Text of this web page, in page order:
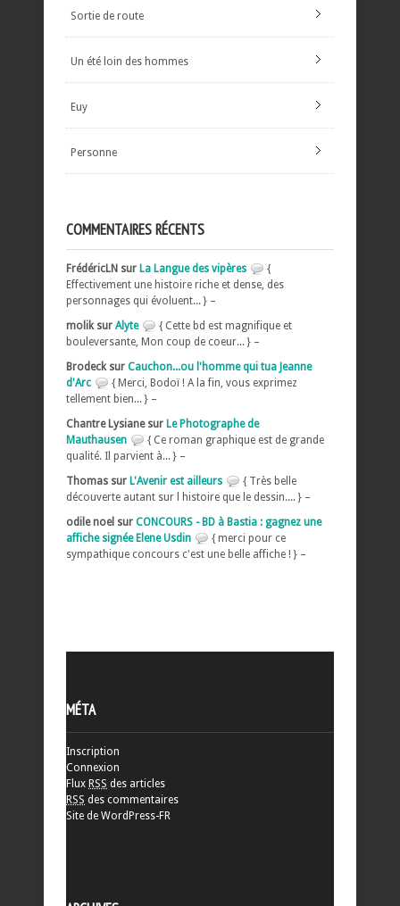
Sortie de route
Un été loin des hommes
Euy
Personne
COMMENTAIRES RÉCENTS
FrédéricLN sur La Langue des vipères
{
Effectivement une histoire riche et dense, des
personnages qui évoluent... } –
molik sur Alyte
{ Cette bd est magnifique et
bouleversante, Mon coup de coeur... } –
Brodeck sur Cauchon...ou l'homme qui tua Jeanne
d'Arc
{ Merci, Bodoï ! A la fin, vous exprimez
tellement bien... } –
Chantre Lysiane sur Le Photographe de
Mauthausen
{ Ce roman graphique est de grande
qualité. Il parvient à... } –
Thomas sur L'Avenir est ailleurs
{ Très belle
découverte autant sur l histoire que le dessin.... } –
odile noel sur CONCOURS - BD à Bastia : gagnez une
affiche signée Elene Usdin
{ merci pour ce
sympathique concours c'est une belle affiche ! } –
MÉTA
Inscription
Connexion
Flux RSS des articles
RSS des commentaires
Site de WordPress-FR